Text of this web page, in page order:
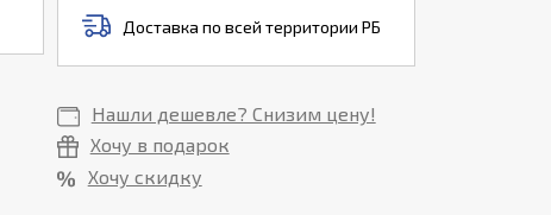
Доставка по всей территории РБ
Нашли дешевле? Снизим цену!
Хочу в подарок
Хочу скидку